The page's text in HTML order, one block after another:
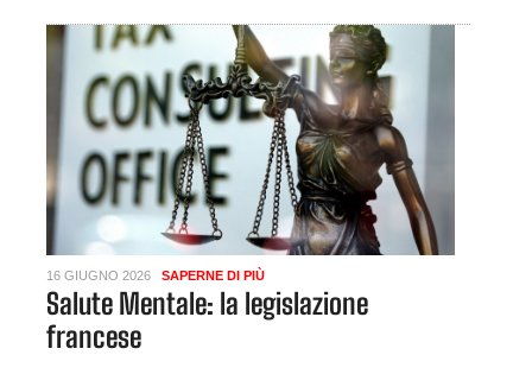
16 GIUGNO 2026 SAPERNE DI PIÙ
Salute Mentale: la legislazione
francese